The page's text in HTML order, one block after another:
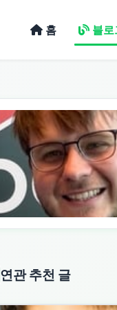
홈 블로
연관 추천 글